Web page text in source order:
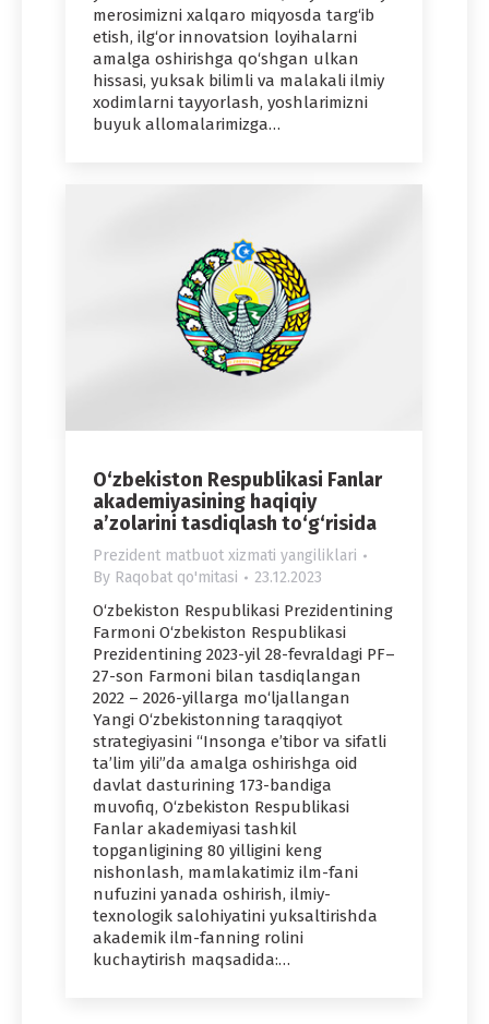
merosimizni xalqaro miqyosda targ‘ib
etish, ilg‘or innovatsion loyihalarni
amalga oshirishga qo‘shgan ulkan
hissasi, yuksak bilimli va malakali ilmiy
xodimlarni tayyorlash, yoshlarimizni
buyuk allomalarimizga…
O‘zbekiston Respublikasi Fanlar
akademiyasining haqiqiy
a’zolarini tasdiqlash to‘g‘risida
Prezident matbuot xizmati yangiliklari
By Raqobat qo'mitasi 23.12.2023
O‘zbekiston Respublikasi Prezidentining
Farmoni O‘zbekiston Respublikasi
Prezidentining 2023-yil 28-fevraldagi PF–
27-son Farmoni bilan tasdiqlangan
2022 – 2026-yillarga mo‘ljallangan
Yangi O‘zbekistonning taraqqiyot
strategiyasini “Insonga e’tibor va sifatli
ta’lim yili”da amalga oshirishga oid
davlat dasturining 173-bandiga
muvofiq, O‘zbekiston Respublikasi
Fanlar akademiyasi tashkil
topganligining 80 yilligini keng
nishonlash, mamlakatimiz ilm-fani
nufuzini yanada oshirish, ilmiy-
texnologik salohiyatini yuksaltirishda
akademik ilm-fanning rolini
kuchaytirish maqsadida:…